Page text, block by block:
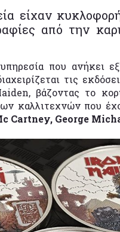
είχαν
από την
που ανήκει
τις
βάζοντας το
καλλιτεχνών που
Cartney, George